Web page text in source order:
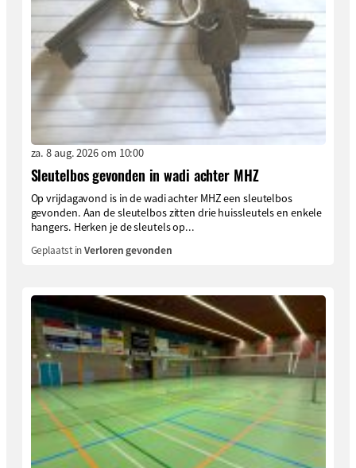
za. 8 aug. 2026 om 10:00
Sleutelbos gevonden in wadi achter MHZ
Op vrijdagavond is in de wadi achter MHZ een sleutelbos
gevonden. Aan de sleutelbos zitten drie huissleutels en enkele
hangers. Herken je de sleutels op...
Geplaatst inVerloren gevonden